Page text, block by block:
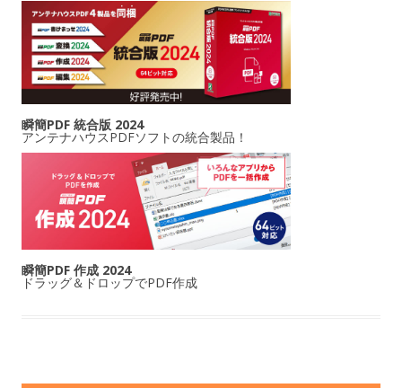
瞬簡PDF 統合版 2024
アンテナハウスPDFソフトの統合製品！
瞬簡PDF 作成 2024
ドラッグ＆ドロップでPDF作成